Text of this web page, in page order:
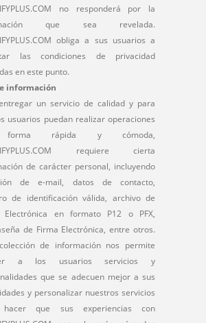
no responderá por la
que sea revelada.
obliga a sus usuarios a
las condiciones de privacidad
en este punto.
información
un servicio de calidad y para
usuarios puedan realizar operaciones
rápida y cómoda,
requiere cierta
de carácter personal, incluyendo
de e-mail, datos de contacto,
de identificación válida, archivo de
Electrónica en formato P12 o PFX,
de Firma Electrónica, entre otros.
de información nos permite
a los usuarios servicios y
que se adecuen mejor a sus
y personalizar nuestros servicios
que sus experiencias con